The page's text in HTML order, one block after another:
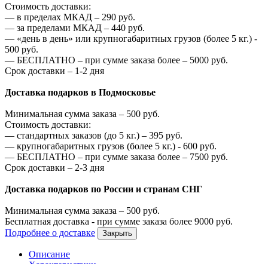
Стоимость доставки:
— в пределах МКАД – 290 руб.
— за пределами МКАД – 440 руб.
— «день в день» или крупногабаритных грузов (более 5 кг.) -
500 руб.
— БЕСПЛАТНО – при сумме заказа более – 5000 руб.
Срок доставки – 1-2 дня
Доставка подарков в Подмосковье
Минимальная сумма заказа – 500 руб.
Стоимость доставки:
— стандартных заказов (до 5 кг.) – 395 руб.
— крупногабаритных грузов (более 5 кг.) - 600 руб.
— БЕСПЛАТНО – при сумме заказа более – 7500 руб.
Срок доставки – 2-3 дня
Доставка подарков по России и странам СНГ
Минимальная сумма заказа – 500 руб.
Бесплатная доставка - при сумме заказа более 9000 руб.
Подробнее о доставке
Закрыть
Описание